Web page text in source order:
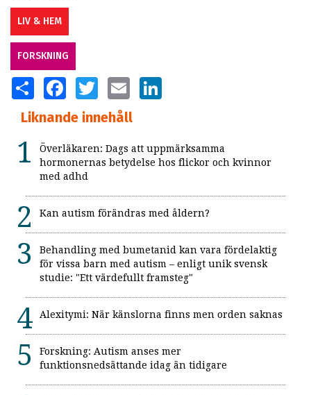
LIV & HEM
FORSKNING
SHARE FACEBOOKTWITTER EMAIL
Liknande innehåll
Överläkaren: Dags att uppmärksamma
hormonernas betydelse hos flickor och kvinnor
med adhd
Kan autism förändras med åldern?
Behandling med bumetanid kan vara fördelaktig
för vissa barn med autism – enligt unik svensk
studie: "Ett värdefullt framsteg"
Alexitymi: När känslorna finns men orden saknas
Forskning: Autism anses mer
funktionsnedsättande idag än tidigare